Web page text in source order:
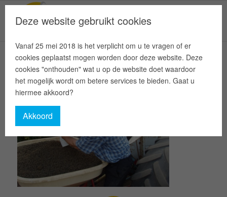
Deze website gebruikt cookies
Vanaf 25 mei 2018 is het verplicht om u te vragen of er
cookies geplaatst mogen worden door deze website. Deze
cookies "onthouden" wat u op de website doet waardoor
het mogelijk wordt om betere services te bieden. Gaat u
hiermee akkoord?
Akkoord